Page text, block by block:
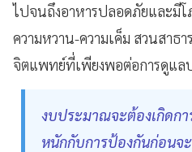
ไปจนถึงอาหารปลอดภัยและมี
ความหวาน-ความเค็ม สวนสาธ
จิตแพทย์ที่เพียงพอต่อการดูแล
งบประมาณจะต้องเกิดกา
หนักกับการป้องกันก่อนจ